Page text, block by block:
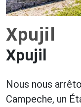
Xpujil
Xpujil
Nous nous
Campeche, un